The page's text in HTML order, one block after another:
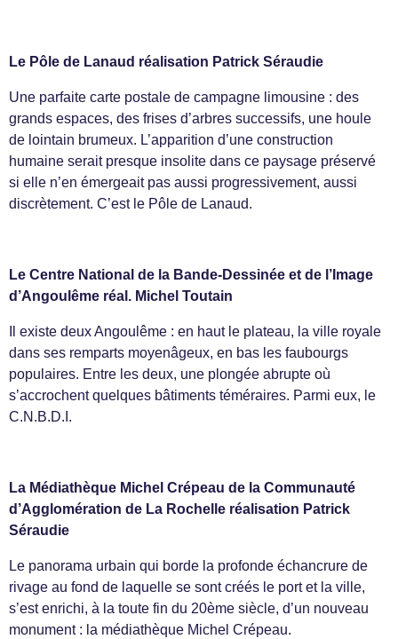
Le Pôle de Lanaud réalisation Patrick Séraudie
Une parfaite carte postale de campagne limousine : des
grands espaces, des frises d’arbres successifs, une houle
de lointain brumeux. L’apparition d’une construction
humaine serait presque insolite dans ce paysage préservé
si elle n’en émergeait pas aussi progressivement, aussi
discrètement. C’est le Pôle de Lanaud.
Le Centre National de la Bande-Dessinée et de l’Image
d’Angoulême réal. Michel Toutain
Il existe deux Angoulême : en haut le plateau, la ville royale
dans ses remparts moyenâgeux, en bas les faubourgs
populaires. Entre les deux, une plongée abrupte où
s’accrochent quelques bâtiments téméraires. Parmi eux, le
C.N.B.D.I.
La Médiathèque Michel Crépeau de la Communauté
d’Agglomération de La Rochelle réalisation Patrick
Séraudie
Le panorama urbain qui borde la profonde échancrure de
rivage au fond de laquelle se sont créés le port et la ville,
s’est enrichi, à la toute fin du 20ème siècle, d’un nouveau
monument : la médiathèque Michel Crépeau.